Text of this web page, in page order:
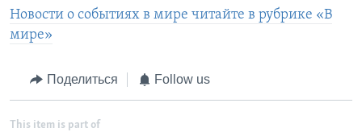
Новости о событиях в мире читайте в рубрике «В
мире»
Поделиться Follow us
This item is part of